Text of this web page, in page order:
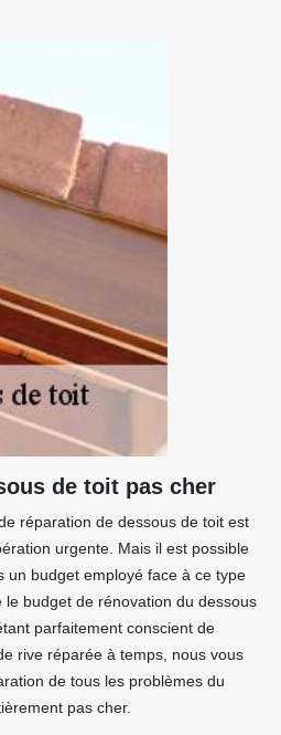
de toit pas cher
réparation de dessous de toit est
urgente. Mais il est possible
un budget employé face à ce type
le budget de rénovation du dessous
parfaitement conscient de
rive réparée à temps, nous vous
de tous les problèmes du
pas cher.